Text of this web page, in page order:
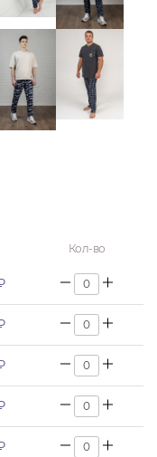
Кол-во